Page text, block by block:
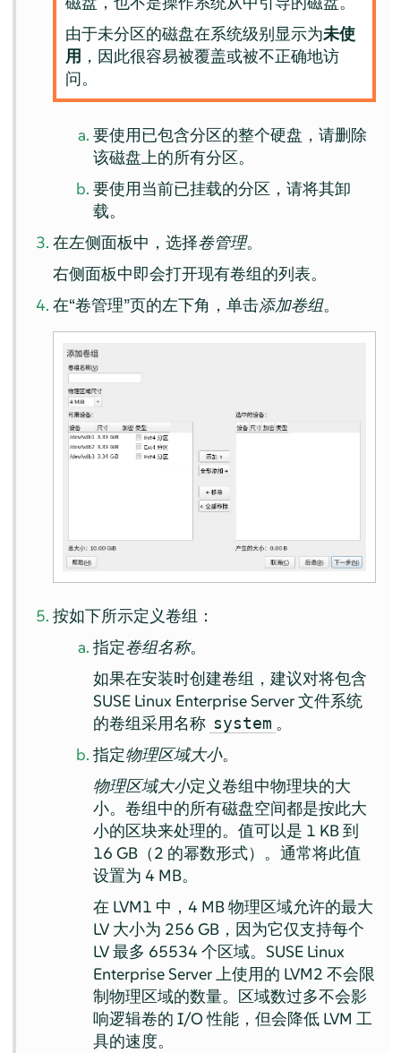
由于未分区的磁盘在系统级别显示为未使
用 ，因此很容易被覆盖或被不正确地访
问。
要使用已包含分区的整个硬盘，请删除
该磁盘上的所有分区。
要使用当前已挂载的分区，请将其卸
载。
在左侧面板中，选择卷管理。
右侧面板中即会打开现有卷组的列表。
在“卷管理”页的左下角，单击添加卷组。
按如下所示定义卷组：
指定卷组名称。
如果在安装时创建卷组，建议对将包含
SUSE Linux Enterprise Server 文件系统
的卷组采用名称 system 。
指定物理区域大小。
物理区域大小定义卷组中物理块的大
小。卷组中的所有磁盘空间都是按此大
小的区块来处理的。值可以是 1 KB 到
16 GB（2 的幂数形式）。通常将此值
设置为 4 MB。
在 LVM1 中，4 MB 物理区域允许的最大
LV 大小为 256 GB，因为它仅支持每个
LV 最多 65534 个区域。 SUSE Linux
Enterprise Server上使用的 LVM2 不会限
制物理区域的数量。区域数过多不会影
响逻辑卷的 I/O 性能，但会降低 LVM 工
具的速度。